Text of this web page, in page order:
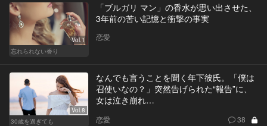
Vol.1
忘れられない香り
「ブルガリ マン」の香水が思い出させた、
3年前の苦い記憶と衝撃の事実
恋愛
Vol.8
30歳を過ぎても
なんでも言うことを聞く年下彼氏。「僕は
召使いなの？」突然告げられた“報告”に、
女は泣き崩れ…
恋愛 38